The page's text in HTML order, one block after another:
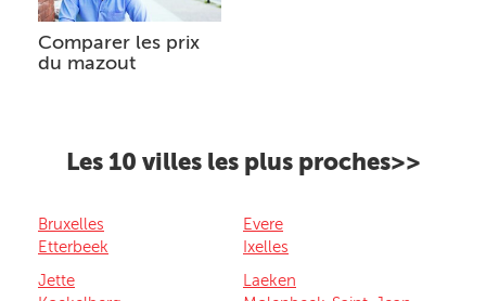
Comparer les prix
du mazout
Les 10 villes les plus proches>>
Bruxelles
Etterbeek
Evere
Ixelles
Jette
Laeken